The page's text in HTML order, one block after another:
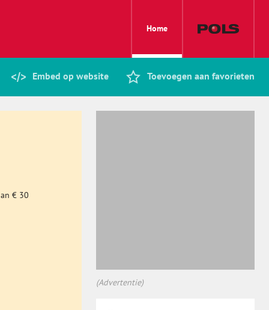
Home
Embed op website Toevoegen aan favorieten
€ 30
(Advertentie)